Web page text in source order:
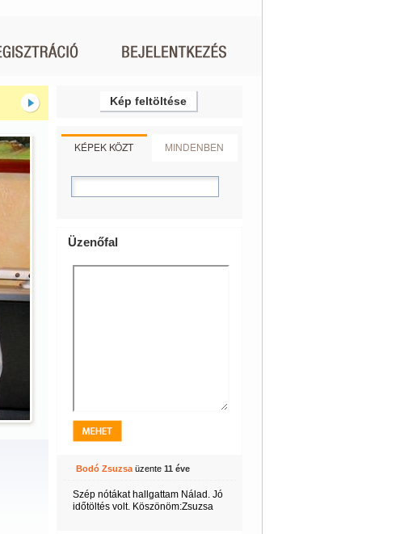
Kép feltöltése
KÉPEK KÖZT MINDENBEN
Üzenőfal
Bodó Zsuzsaüzente 11 éve
Szép nótákat hallgattam Nálad. Jó
időtöltés volt. Köszönöm:Zsuzsa